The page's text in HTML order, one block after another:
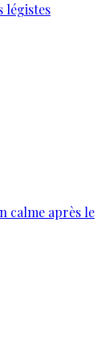
légistes
calme après le